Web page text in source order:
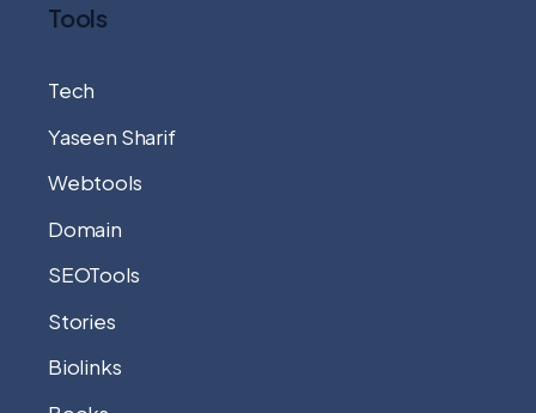
Tools
Tech
Yaseen Sharif
Webtools
Domain
SEOTools
Stories
Biolinks